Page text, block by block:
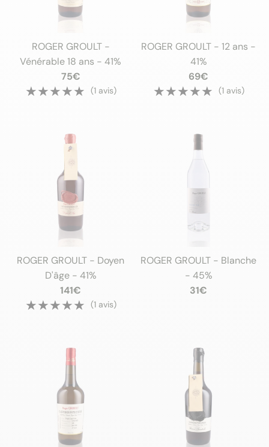
ROGER GROULT -
Vénérable 18 ans - 41%
75€
★★★★★
★★★★★ (1 avis)
ROGER GROULT - 12 ans -
41%
69€
★★★★★
★★★★★ (1 avis)
ROGER GROULT - Doyen
D'âge - 41%
141€
★★★★★
★★★★★ (1 avis)
ROGER GROULT - Blanche
- 45%
31€